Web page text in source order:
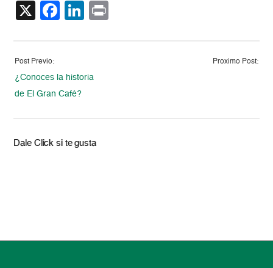
X Facebook
LinkedIn
Post Previo:
¿Conoces la historia
de El Gran Café?
Proximo Post:
Dale Click si te gusta